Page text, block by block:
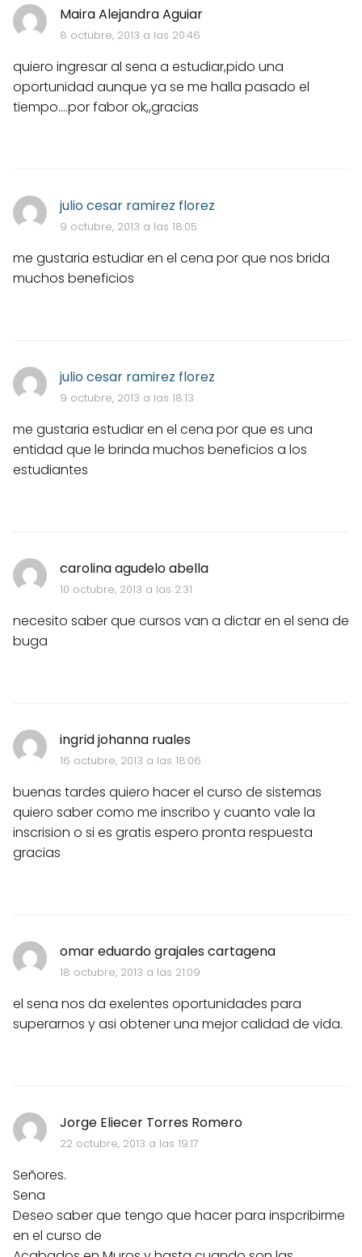
Maira Alejandra Aguiar
8 octubre, 2013 a las 20:46
quiero ingresar al sena a estudiar,pido una
oportunidad aunque ya se me halla pasado el
tiempo....por fabor ok,,gracias
julio cesar ramirez florez
9 octubre, 2013 a las 18:05
me gustaria estudiar en el cena por que nos brida
muchos beneficios
julio cesar ramirez florez
9 octubre, 2013 a las 18:13
me gustaria estudiar en el cena por que es una
entidad que le brinda muchos beneficios a los
estudiantes
carolina agudelo abella
10 octubre, 2013 a las 2:31
necesito saber que cursos van a dictar en el sena de
buga
ingrid johanna ruales
16 octubre, 2013 a las 18:06
buenas tardes quiero hacer el curso de sistemas
quiero saber como me inscribo y cuanto vale la
inscrision o si es gratis espero pronta respuesta
gracias
omar eduardo grajales cartagena
18 octubre, 2013 a las 21:09
el sena nos da exelentes oportunidades para
superarnos y asi obtener una mejor calidad de vida.
Jorge Eliecer Torres Romero
22 octubre, 2013 a las 19:17
Señores.
Sena
Deseo saber que tengo que hacer para inspcribirme
en el curso de